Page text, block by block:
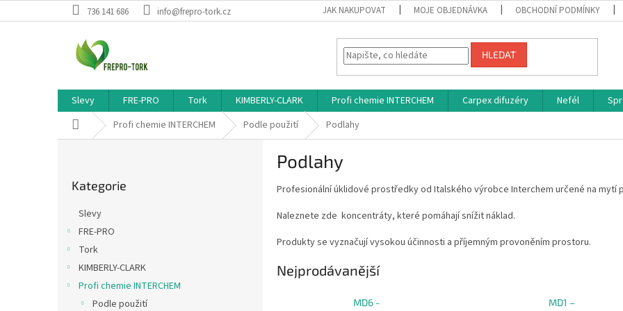
na
736 141 686 info@frepro-tork.cz JAK NAKUPOVAT MOJE OBJEDNÁVKA OBCHODNÍ PODMÍNKY
HLEDAT
Slevy FRE-PRO Tork KIMBERLY-CLARK Profi chemie INTERCHEM Carpex difuzéry Nefél
Domů Profi chemie INTERCHEM Podle použití Podlahy
kategorie
Kategorie
Slevy
FRE-PRO
Tork
KIMBERLY-CLARK
Profi chemie INTERCHEM
Podle použití
Podlahy
Profesionální úklidové prostředky od Italského výrobce Interchem určené na mytí
Naleznete zde koncentráty, které pomáhají snížit náklad.
Produkty se vyznačují vysokou účinnosti a příjemným provoněním prostoru.
Nejprodávanější
MD6 -
MD1 –